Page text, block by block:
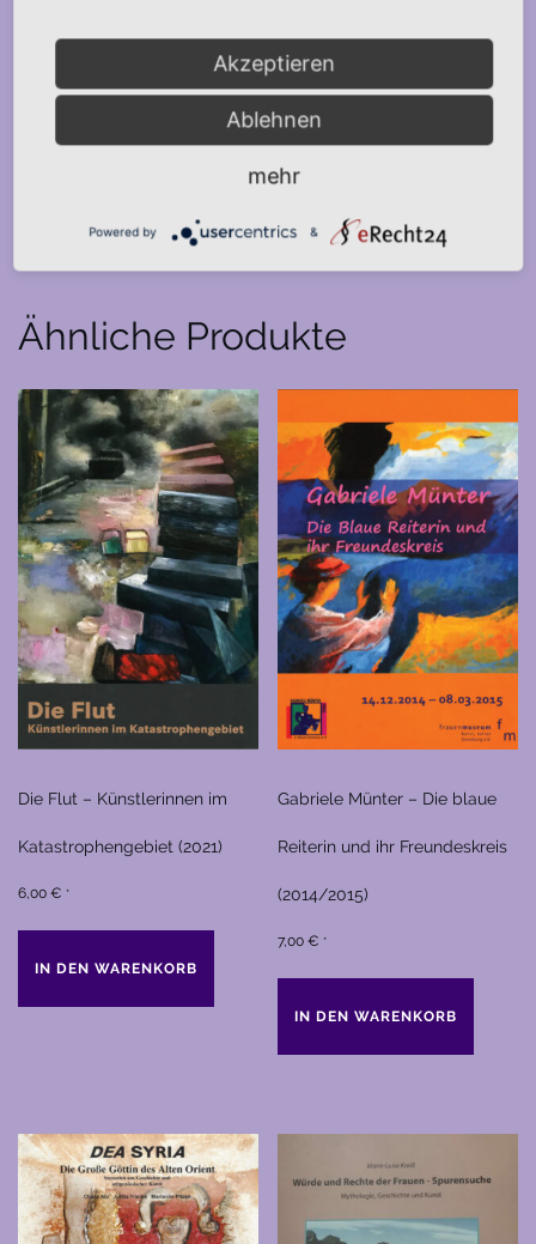
Ähnliche Produkte
Die Flut – Künstlerinnen im
Katastrophengebiet (2021)
6,00 € *
IN DEN WARENKORB
Gabriele Münter – Die blaue
Reiterin und ihr Freundeskreis
(2014/2015)
7,00€ *
IN DEN WARENKORB
Akzeptieren
Ablehnen
mehr
Powered by &